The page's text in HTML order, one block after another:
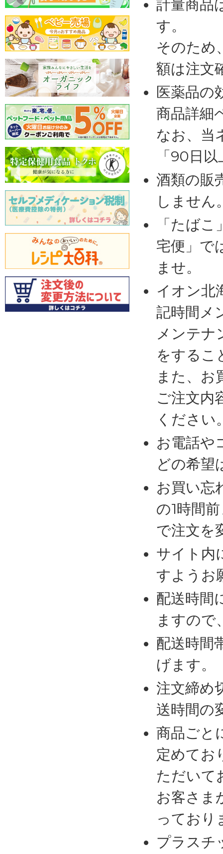
計量商品
す。
そのため
額は注文
医薬品の
商品詳細
なお、当
「90日
酒類の販
しません
「たば
宅便」で
ませ。
イオン北
記時間メ
メンテナ
をするこ
また、お
ご注文内
ください
お電話や
どの希望
お買い忘
の1時間
で注文を
サイト内
すようお
配送時間
ますので
配送時間
げます。
注文締め
送時間の
商品ごと
定めてお
ただいて
お客さま
っており
プラスチ